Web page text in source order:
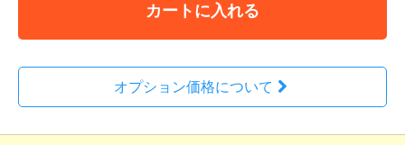
カートに入れる
オプション価格について